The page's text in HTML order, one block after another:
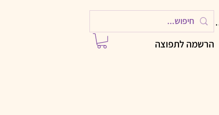
הרשמה לתפוצה